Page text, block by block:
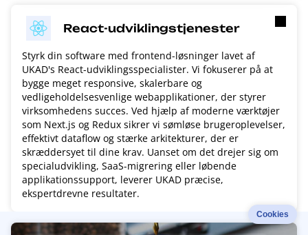
React-udviklingstjenester
Styrk din software med frontend-løsninger lavet af
UKAD's React-udviklingsspecialister. Vi fokuserer på at
bygge meget responsive, skalerbare og
vedligeholdelsesvenlige webapplikationer, der styrer
virksomhedens succes. Ved hjælp af moderne værktøjer
som Next.js og Redux sikrer vi sømløse brugeroplevelser,
effektivt dataflow og stærke arkitekturer, der er
skræddersyet til dine krav. Uanset om det drejer sig om
specialudvikling, SaaS-migrering eller løbende
applikationssupport, leverer UKAD præcise,
ekspertdrevne resultater.
R
Cookies